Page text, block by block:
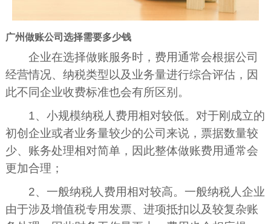
广州做账公司选择需要多少钱
企业在选择做账服务时，费用通常会根据公司
经营情况、纳税类型以及业务量进行综合评估，因
此不同企业收费标准也会有所区别。
1、小规模纳税人费用相对较低。对于刚成立的
初创企业或者业务量较少的公司来说，票据数量较
少、账务处理相对简单，因此整体做账费用通常会
更加合理；
2、一般纳税人费用相对较高。一般纳税人企业
由于涉及增值税专用发票、进项抵扣以及较复杂账